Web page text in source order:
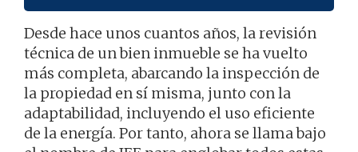
Desde hace unos cuantos años, la revisión
técnica de un bien inmueble se ha vuelto
más completa, abarcando la inspección de
la propiedad en sí misma, junto con la
adaptabilidad, incluyendo el uso eficiente
de la energía. Por tanto, ahora se llama bajo